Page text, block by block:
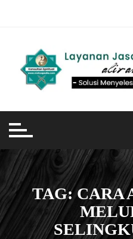
TAG:CARA